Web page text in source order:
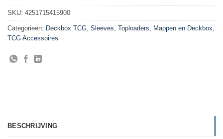
SKU: 4251715415900
Categorieën: Deckbox TCG, Sleeves, Toploaders, Mappen en Deckbox,
TCG Accessoires
BESCHRIJVING